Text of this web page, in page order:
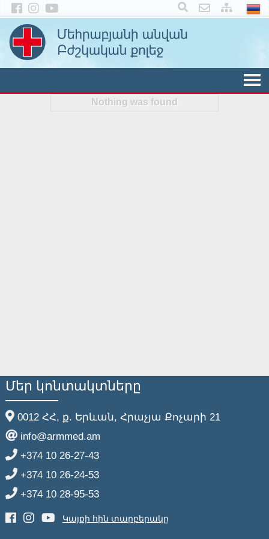
×
Nothing was found
Մեր կոնտակտները
0012 ՀՀ, ք. Երևան, Հրաչյա Քոչարի 21
info@armmed.am
+374 10 26-27-43
+374 10 26-24-53
+374 10 28-95-53
Կայքի հին տարբերակը